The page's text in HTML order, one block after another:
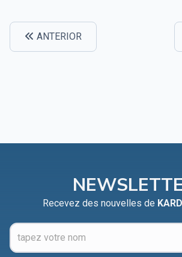
ANTERIOR
Recevez des nouvelles de